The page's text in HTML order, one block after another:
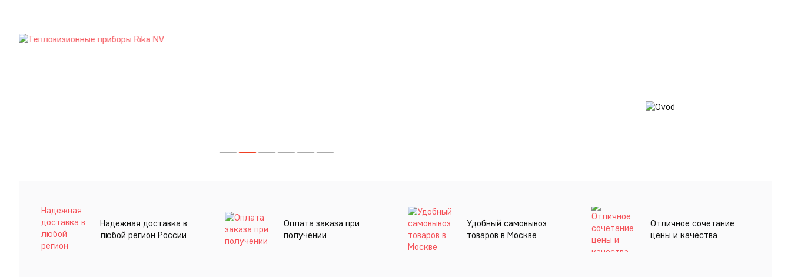
Надежная доставка в
любой регион России
Оплата заказа при
получении
Удобный самовывоз
товаров в Москве
Отличное сочетание
цены и качества